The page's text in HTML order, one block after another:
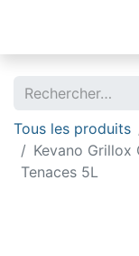
Tous les produits
Kevano Grillox
Tenaces 5L